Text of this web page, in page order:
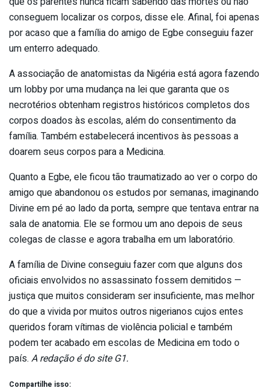
conseguem localizar os corpos, disse ele. Afinal, foi apenas
por acaso que a família do amigo de Egbe conseguiu fazer
um enterro adequado.
A associação de anatomistas da Nigéria está agora fazendo
um lobby por uma mudança na lei que garanta que os
necrotérios obtenham registros históricos completos dos
corpos doados às escolas, além do consentimento da
família. Também estabelecerá incentivos às pessoas a
doarem seus corpos para a Medicina.
Quanto a Egbe, ele ficou tão traumatizado ao ver o corpo do
amigo que abandonou os estudos por semanas, imaginando
Divine em pé ao lado da porta, sempre que tentava entrar na
sala de anatomia. Ele se formou um ano depois de seus
colegas de classe e agora trabalha em um laboratório.
A família de Divine conseguiu fazer com que alguns dos
oficiais envolvidos no assassinato fossem demitidos —
justiça que muitos consideram ser insuficiente, mas melhor
do que a vivida por muitos outros nigerianos cujos entes
queridos foram vítimas de violência policial e também
podem ter acabado em escolas de Medicina em todo o
país. A redação é do site G1.
Compartilhe isso: